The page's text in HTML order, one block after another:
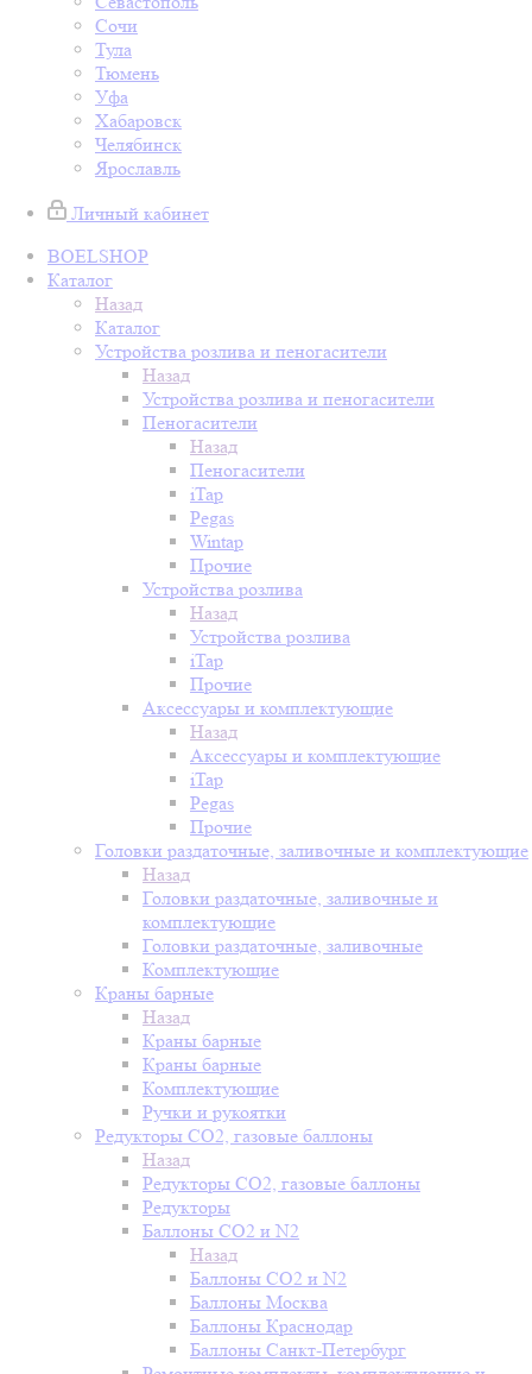
Сочи
Тула
Тюмень
Уфа
Хабаровск
Челябинск
Ярославль
Личный кабинет
BOELSHOP
Каталог
Назад
Каталог
Устройства розлива и пеногасители
Назад
Устройства розлива и пеногасители
Пеногасители
Назад
Пеногасители
iTap
Pegas
Wintap
Прочие
Устройства розлива
Назад
Устройства розлива
iTap
Прочие
Аксессуары и комплектующие
Назад
Аксессуары и комплектующие
iTap
Pegas
Прочие
Головки раздаточные, заливочные и комплектующие
Назад
Головки раздаточные, заливочные и
комплектующие
Головки раздаточные, заливочные
Комплектующие
Краны барные
Назад
Краны барные
Краны барные
Комплектующие
Ручки и рукоятки
Редукторы СО2, газовые баллоны
Назад
Редукторы СО2, газовые баллоны
Редукторы
Баллоны СО2 и N2
Назад
Баллоны СО2 и N2
Баллоны Москва
Баллоны Краснодар
Баллоны Санкт-Петербург